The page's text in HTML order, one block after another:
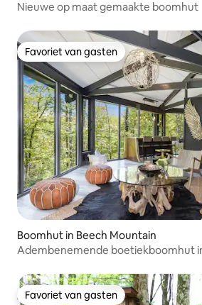
Nieuwe op maat gemaakte boomhut
Favoriet van gasten
Favoriet van gasten
Boomhut in Beech Mountain
Adembenemende boetiekboomhut
Favoriet van gasten
Favoriet van gasten